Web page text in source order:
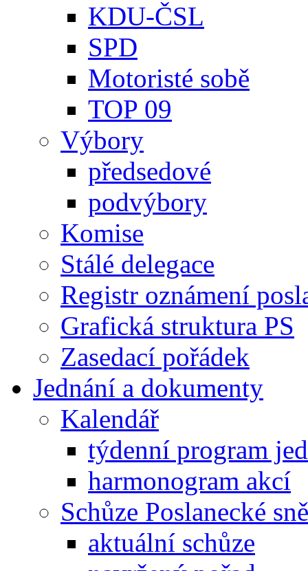
KDU-ČSL
SPD
Motoristé sobě
TOP 09
Výbory
předsedové
podvýbory
Komise
Stálé delegace
Registr oznámení
Grafická struktura PS
Zasedací pořádek
Jednání a dokumenty
Kalendář
týdenní program
harmonogram akcí
Schůze Poslanecké
aktuální schůze